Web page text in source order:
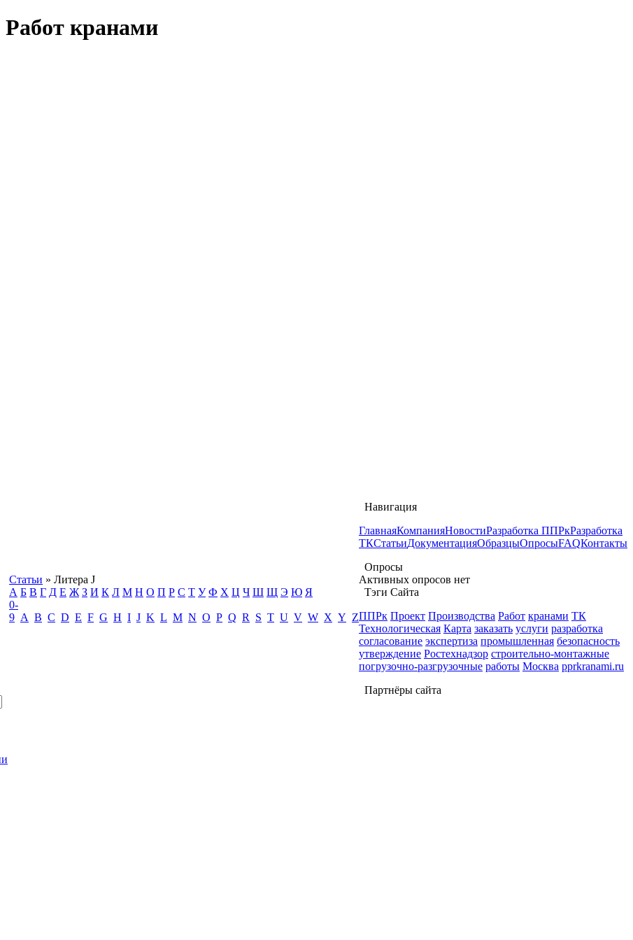
кранами
Статьи » Литера J
А Б В Г Д Е Ж З И К Л М Н О П Р С Т У Ф Х Ц Ч Ш Щ Э Ю Я
0-
9 A B C D E F G H I J K L M N O P Q R S T U V W X Y Z
Навигация
ГлавнаяКомпанияНовостиРазработка ППРкРазработка
ТКСтатьиДокументацияОбразцыОпросыFAQКонтакты
Опросы
Активных опросов нет
Тэги Сайта
ППРк Проект Производства Работ кранами ТК
Технологическая Карта заказать услуги разработка
согласование экспертиза промышленная безопасность
утверждение Ростехнадзор строительно-монтажные
погрузочно-разгрузочные работы Москва pprkranami.ru
Партнёры сайта